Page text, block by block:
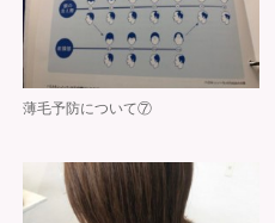
薄毛予防について⑦